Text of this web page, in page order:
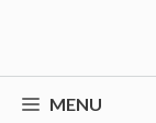
o
conteúdoMENU